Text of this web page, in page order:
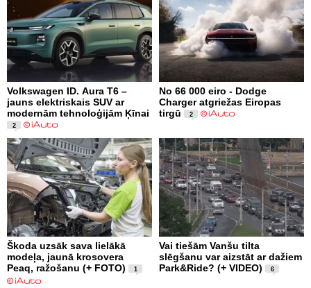
Volkswagen ID. Aura T6 –
jauns elektriskais SUV ar
modernām tehnoloģijām Ķīnai
2
No 66 000 eiro - Dodge
Charger atgriežas Eiropas
tirgū
2
Škoda uzsāk sava lielākā
modeļa, jaunā krosovera
Peaq, ražošanu (+ FOTO)
1
Vai tiešām Vanšu tilta
slēgšanu var aizstāt ar dažiem
Park&Ride? (+ VIDEO)
6